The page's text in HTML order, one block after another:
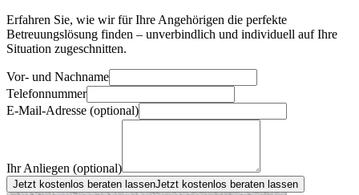
Erfahren Sie, wie wir für Ihre Angehörigen die perfekte
Betreuungslösung finden – unverbindlich und individuell auf Ihre
Situation zugeschnitten.
Vor- und Nachname
Telefonnummer
E-Mail-Adresse (optional)
Ihr Anliegen (optional)
Jetzt kostenlos beraten lassenJetzt kostenlos beraten lassen